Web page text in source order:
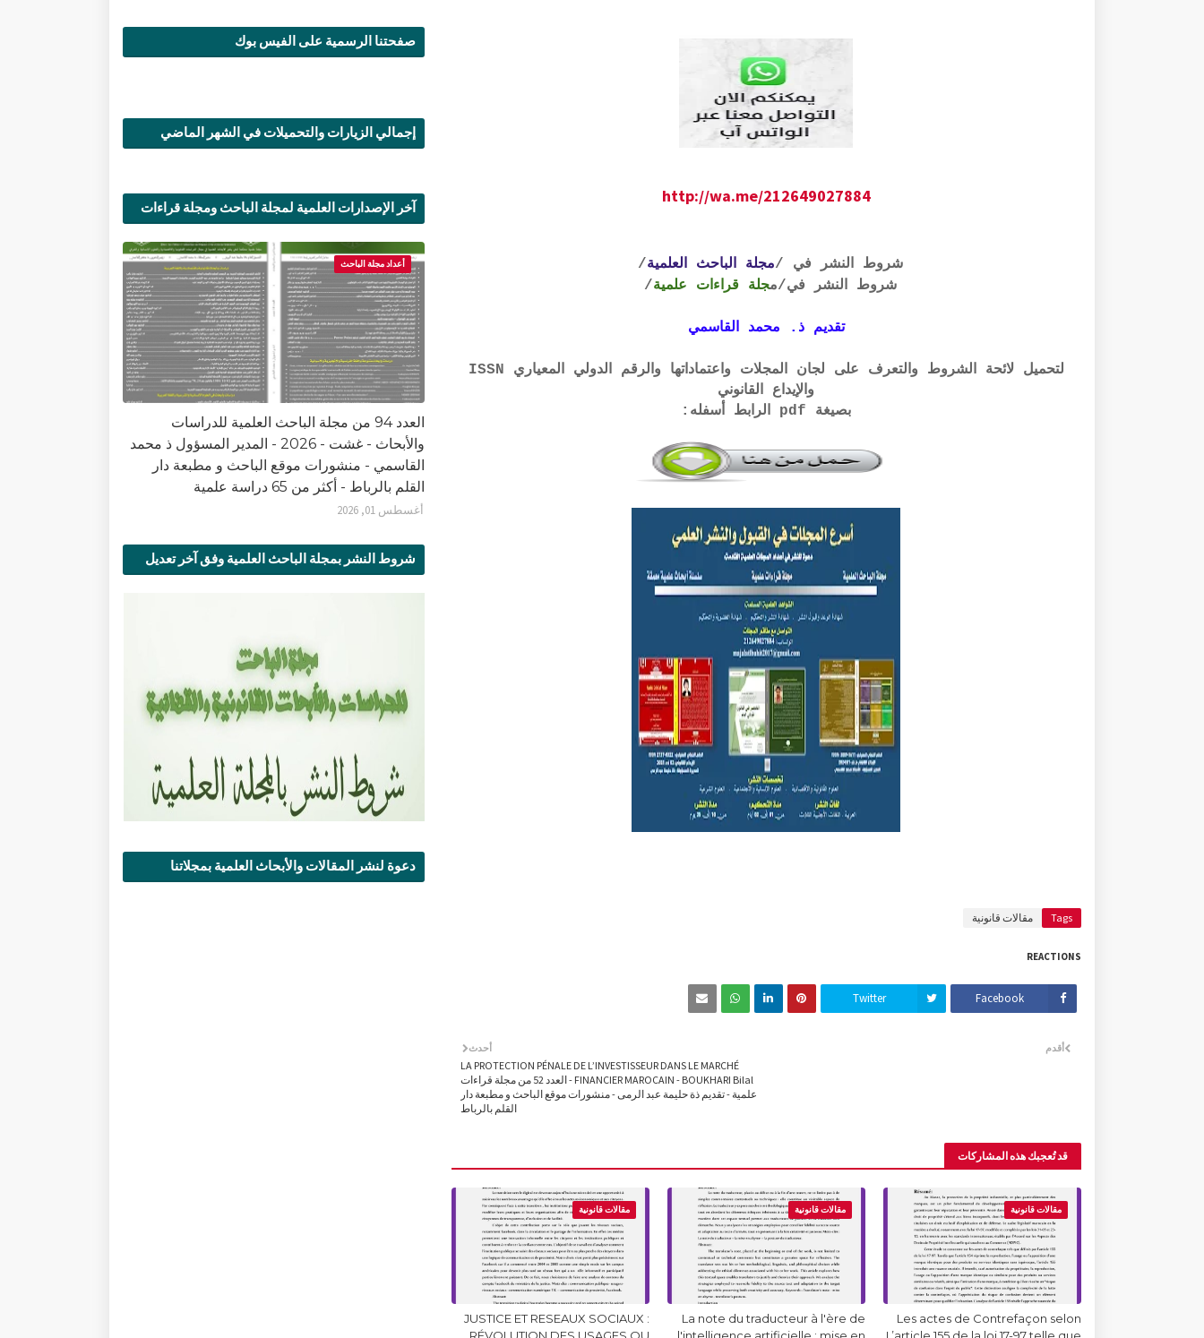
http://wa.me/212649027884
شروط النشر في /مجلة الباحث العلمية/
شروط النشر في/مجلة قراءات علمية/
تقديم ذ. محمد القاسمي
لتحميل لائحة الشروط والتعرف على لجان المجلات واعتماداتها والرقم الدولي المعياري ISSN
والإيداع القانوني
بصيغة pdf الرابط أسفله:
Tags مقالات قانونية
REACTIONS
Facebook
Twitter
أحدث
LA PROTECTION PÉNALE DE L’INVESTISSEUR DANS LE MARCHÉ
FINANCIER MAROCAIN - BOUKHARI Bilal - العدد 52 من مجلة قراءات
علمية - تقديم ذة حليمة عبد الرمى - منشورات موقع الباحث و مطبعة دار
القلم بالرباط
أقدم
قد تُعجبك هذه المشاركات
مقالات قانونية
Les actes de Contrefaçon selon
مقالات قانونية
La note du traducteur à l'ère de
مقالات قانونية
JUSTICE ET RESEAUX SOCIAUX :
صفحتنا الرسمية على الفيس بوك
إجمالي الزيارات والتحميلات في الشهر الماضي
آخر الإصدارات العلمية لمجلة الباحث ومجلة قراءات
أعداد مجلة الباحث
العدد 94 من مجلة الباحث العلمية للدراسات
والأبحاث - غشت - 2026 - المدير المسؤول ذ محمد
القاسمي - منشورات موقع الباحث و مطبعة دار
القلم بالرباط - أكثر من 65 دراسة علمية
أغسطس 01, 2026
شروط النشر بمجلة الباحث العلمية وفق آخر تعديل
دعوة لنشر المقالات والأبحاث العلمية بمجلاتنا